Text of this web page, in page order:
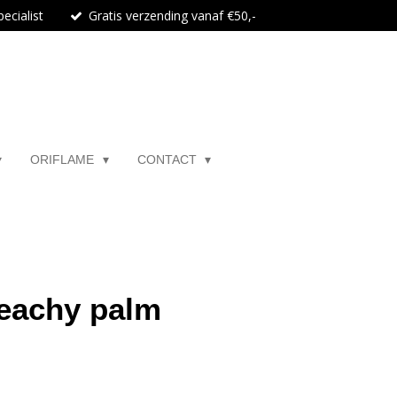
Gratis verzending vanaf €50,-
ORIFLAME CONTACT
palm